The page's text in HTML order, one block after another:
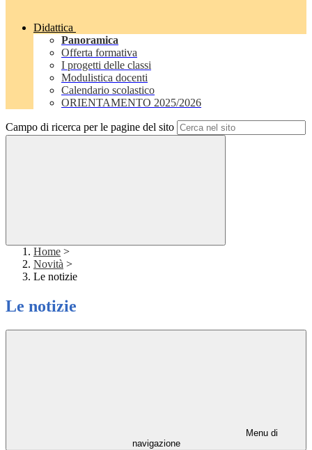
Didattica
Panoramica
Offerta formativa
I progetti delle classi
Modulistica docenti
Calendario scolastico
ORIENTAMENTO 2025/2026
Campo di ricerca per le pagine del sito
Home >
Novità >
Le notizie
Le notizie
Menu di
navigazione